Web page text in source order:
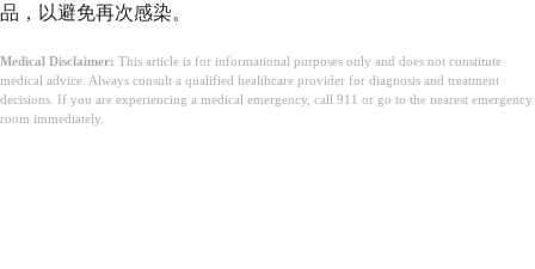
品，以避免再次感染。
Medical Disclaimer: This article is for informational purposes only and does not constitute
medical advice. Always consult a qualified healthcare provider for diagnosis and treatment
decisions. If you are experiencing a medical emergency, call 911 or go to the nearest emergency
room immediately.